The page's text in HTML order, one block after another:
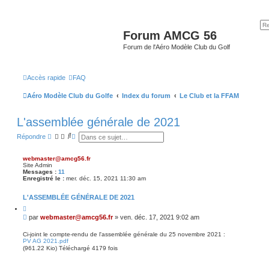
Forum AMCG 56
Forum de l'Aéro Modèle Club du Golf
Accès rapide FAQ
Aéro Modèle Club du Golfe Index du forum Le Club et la FFAM
L'assemblée générale de 2021
Répondre
R
h
c
r
R
h
e
c
e
a
a
n
é
webmaster@amcg56.fr
Site Admin
Messages : 11
Enregistré le : mer. déc. 15, 2021 11:30 am
L'ASSEMBLÉE GÉNÉRALE DE 2021
i
t
r
M
s
s
a
par webmaster@amcg56.fr» ven. déc. 17, 2021 9:02 am
Ci-joint le compte-rendu de l'assemblée générale du 25 novembre 2021 :
PV AG 2021.pdf
(961.22 Kio) Téléchargé 4179 fois